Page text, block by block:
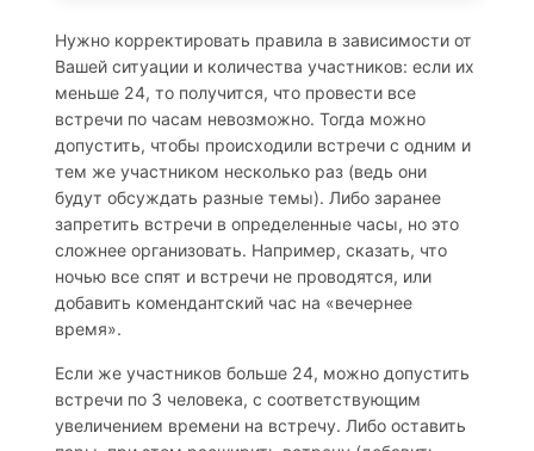
Нужно корректировать правила в зависимости от
Вашей ситуации и количества участников: если их
меньше 24, то получится, что провести все
встречи по часам невозможно. Тогда можно
допустить, чтобы происходили встречи с одним и
тем же участником несколько раз (ведь они
будут обсуждать разные темы). Либо заранее
запретить встречи в определенные часы, но это
сложнее организовать. Например, сказать, что
ночью все спят и встречи не проводятся, или
добавить комендантский час на «вечернее
время».
Если же участников больше 24, можно допустить
встречи по 3 человека, с соответствующим
увеличением времени на встречу. Либо оставить